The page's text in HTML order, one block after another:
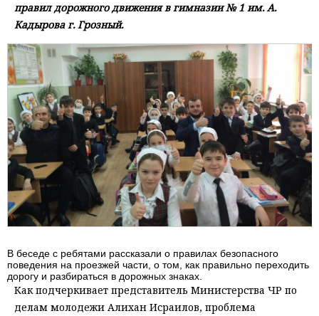
правил дорожного движения в гимназии № 1 им. А.
Кадырова г. Грозный.
В беседе с ребятами рассказали о правилах безопасного
поведения на проезжей части, о том, как правильно переходить
дорогу и разбираться в дорожных знаках.
Как подчеркивает представитель Министерства ЧР по
делам молодежи Алихан Исраилов, проблема